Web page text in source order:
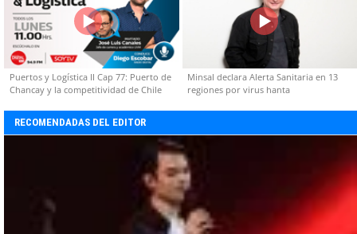
Puertos y Logística II Cap 77: Puerto de
Chancay y la competitividad de Chile
Minsal declara Alerta Sanitaria en 13
regiones por virus hanta
RECOMENDADAS DEL EDITOR